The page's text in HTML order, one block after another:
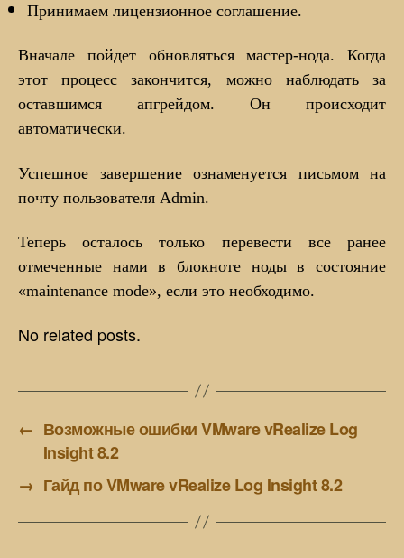
Принимаем лицензионное соглашение.
Вначале пойдет обновляться мастер-нода. Когда
этот процесс закончится, можно наблюдать за
оставшимся апгрейдом. Он происходит
автоматически.
Успешное завершение ознаменуется письмом на
почту пользователя Admin.
Теперь осталось только перевести все ранее
отмеченные нами в блокноте ноды в состояние
«maintenance mode», если это необходимо.
No related posts.
← Возможные ошибки VMware vRealize Log
Insight 8.2
→ Гайд по VMware vRealize Log Insight 8.2